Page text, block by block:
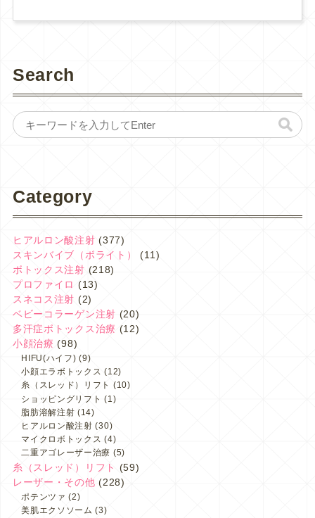
Search
Category
ヒアルロン酸注射 (377)
スキンバイブ（ボライト）
(11)
ボトックス注射 (218)
プロファイロ (13)
スネコス注射 (2)
ベビーコラーゲン注射 (20)
多汗症ボトックス治療 (12)
小顔治療 (98)
HIFU(ハイフ) (9)
小顔エラボトックス (12)
糸（スレッド）リフト (10)
ショッピングリフト (1)
脂肪溶解注射 (14)
ヒアルロン酸注射 (30)
マイクロボトックス (4)
二重アゴレーザー治療 (5)
糸（スレッド）リフト
(59)
レーザー・その他 (228)
ポテンツァ (2)
美肌エクソソーム (3)